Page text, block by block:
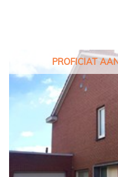
PROFICIAT